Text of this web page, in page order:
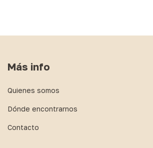
Más info
Quienes somos
Dónde encontrarnos
Contacto